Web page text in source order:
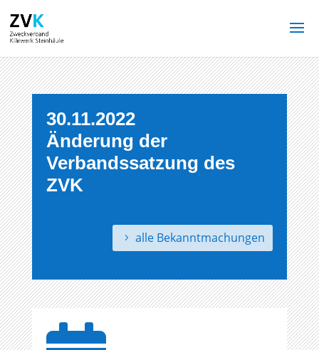
30.11.2022
Änderung der
Verbandssatzung des
ZVK
alle Bekanntmachungen